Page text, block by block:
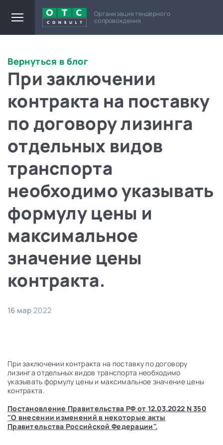
Организация тендерного
сопровождения
Вернуться в блог
При заключении
контракта на поставку
по договору лизинга
отдельных видов
транспорта
необходимо указывать
формулу цены и
максимальное
значение цены
контракта.
16 мар2022
При заключении контракта на поставку по договору
лизинга отдельных видов транспорта необходимо
указывать формулу цены и максимальное значение цены
контракта.
Постановление Правительства РФ от 12.03.2022 N 350
"О внесении изменений в некоторые акты
Правительства Российской Федерации".